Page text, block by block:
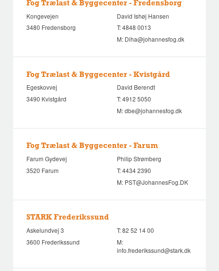
Fog Trælast & Byggecenter - Fredensborg
Kongevejen
3480 Fredensborg
David Ishøj Hansen
T:4848 0013
M: Diha@johannesfog.dk
Fog Trælast & Byggecenter - Kvistgård
Egeskovvej
3490 Kvistgård
David Berendt
T:4912 5050
M:dbe@johannesfog.dk
Fog Trælast & Byggecenter - Farum
Farum Gydevej
3520 Farum
Philip Strømberg
T:4434 2390
M: PST@JohannesFog.DK
STARK Frederikssund
Askelundvej 3
3600 Frederikssund
T:82 52 14 00
M:
info.frederikssund@stark.dk